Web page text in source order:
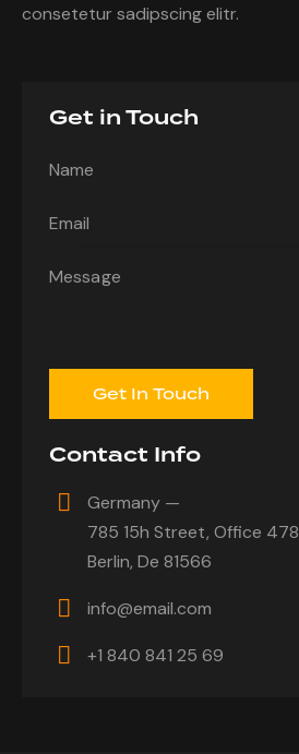
consetetur sadipscing elitr.
Get in Touch
Contact Info
Germany —
785 15h Street, Office 478
Berlin, De 81566
info@email.com
+1 840 841 25 69